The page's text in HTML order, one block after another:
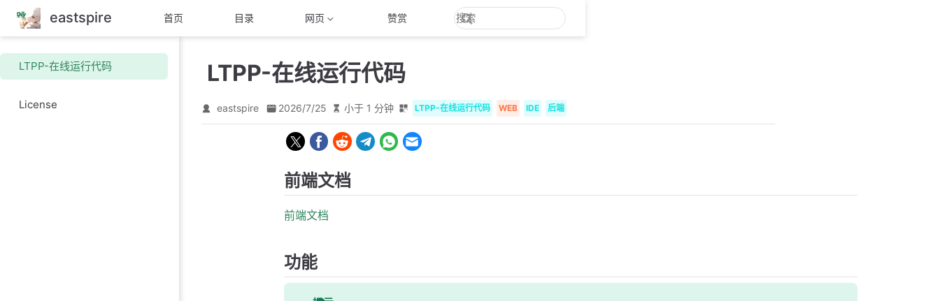
跳
至
要
eastspire 首页 目录 网页 赞赏
LTPP-在线运行代码
License
LTPP-在线运行代码
eastspire 2026/7/25 小于 1 分钟 LTPP-在线运行代码 WEB IDE 后端
前端文档
前端文档
功能